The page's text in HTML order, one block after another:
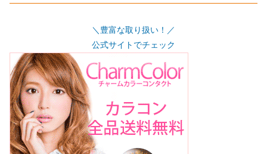
＼豊富な取り扱い！／
公式サイトでチェック